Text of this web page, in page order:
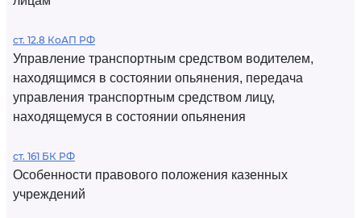
ст. 12.8 КоАП РФ
Управление транспортным средством водителем,
находящимся в состоянии опьянения, передача
управления транспортным средством лицу,
находящемуся в состоянии опьянения
ст. 161 БК РФ
Особенности правового положения казенных
учреждений